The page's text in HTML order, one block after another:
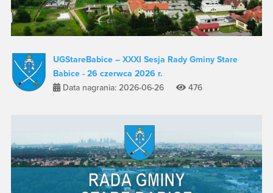
UGStareBabice – XXXI Sesja Rady Gminy Stare
Babice - 26 czerwca 2026 r.
Data nagrania: 2026-06-26
476